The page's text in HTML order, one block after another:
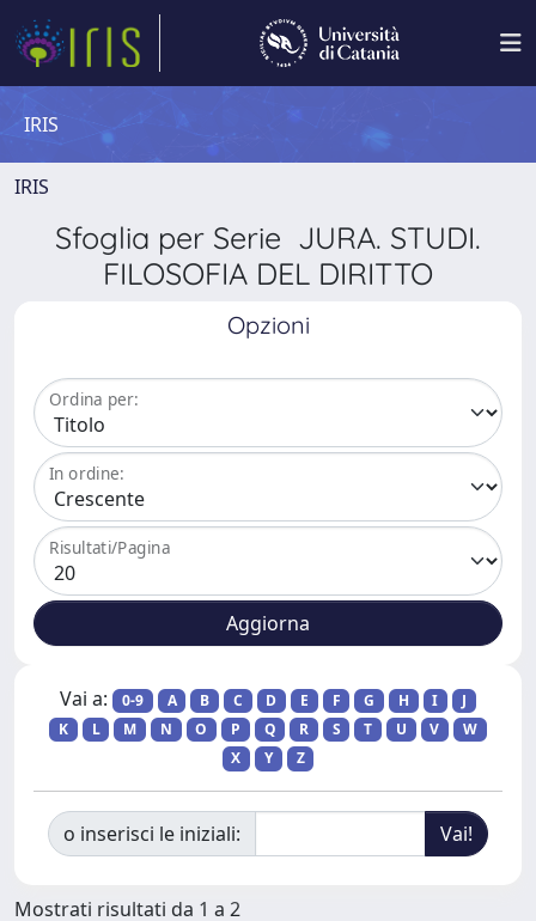
IRIS
IRIS
Sfoglia per Serie JURA. STUDI.
FILOSOFIA DEL DIRITTO
Opzioni
Ordina per:
In ordine:
Risultati/Pagina
Vai a: 0-9 A B C D E F G H I
J
K
L M N O P Q R S T U V
W
X
Y Z
o inserisci le iniziali:
Mostrati risultati da 1 a 2